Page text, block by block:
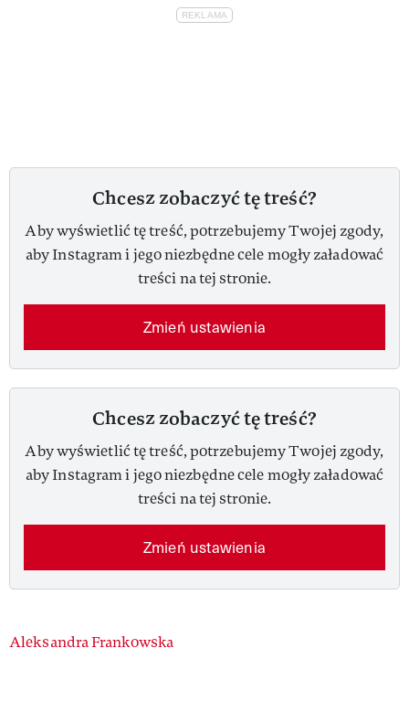
Chcesz zobaczyć tę treść?
Aby wyświetlić tę treść, potrzebujemy Twojej zgody,
aby Instagram i jego niezbędne cele mogły załadować
treści na tej stronie.
Zmień ustawienia
Chcesz zobaczyć tę treść?
Aby wyświetlić tę treść, potrzebujemy Twojej zgody,
aby Instagram i jego niezbędne cele mogły załadować
treści na tej stronie.
Zmień ustawienia
Authors
Aleksandra Frankowska